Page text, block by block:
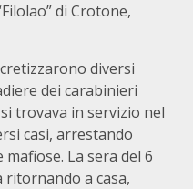
di Crotone,
diversi
dei carabinieri
trovava in servizio nel
casi, arrestando
La sera del 6
ritornando a casa,